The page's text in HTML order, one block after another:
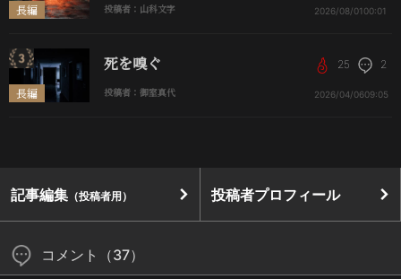
長編 投稿者：山科文字 2026/08/01 00:01
長編
死を嗅ぐ
投稿者：御室真代
25 2
2026/04/0609:05
記事編集 （投稿者用） 投稿者プロフィール
コメント（37）